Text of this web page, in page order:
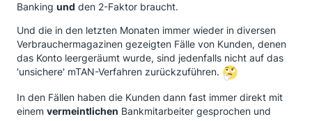
Banking und den 2-Faktor braucht.
Und die in den letzten Monaten immer wieder in diversen
Verbrauchermagazinen gezeigten Fälle von Kunden, denen
das Konto leergeräumt wurde, sind jedenfalls nicht auf das
'unsichere' mTAN-Verfahren zurückzuführen.
In den Fällen haben die Kunden dann fast immer direkt mit
einem vermeintlichen Bankmitarbeiter gesprochen und